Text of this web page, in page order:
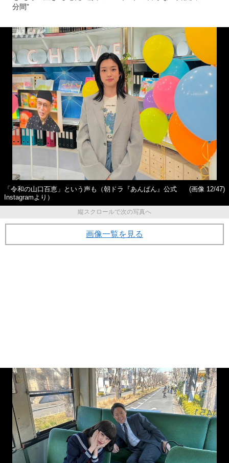
分間”
「令和の山口百恵」という声も（朝ドラ『あんぱん』公式
Instagramより）
(画像 12/47)
縦スクロールで次の写真へ
画像一覧を見る